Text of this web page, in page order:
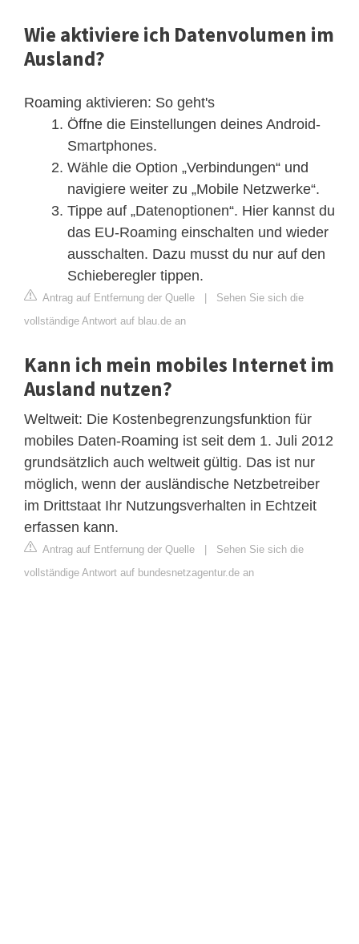
Wie aktiviere ich Datenvolumen im
Ausland?
Roaming aktivieren: So geht's
Öffne die Einstellungen deines Android-
Smartphones.
Wähle die Option „Verbindungen“ und
navigiere weiter zu „Mobile Netzwerke“.
Tippe auf „Datenoptionen“. Hier kannst du
das EU-Roaming einschalten und wieder
ausschalten. Dazu musst du nur auf den
Schieberegler tippen.
Antrag auf Entfernung der Quelle | Sehen Sie sich die
vollständige Antwort auf blau.de an
Kann ich mein mobiles Internet im
Ausland nutzen?
Weltweit: Die Kostenbegrenzungsfunktion für
mobiles Daten-Roaming ist seit dem 1. Juli 2012
grundsätzlich auch weltweit gültig. Das ist nur
möglich, wenn der ausländische Netzbetreiber
im Drittstaat Ihr Nutzungsverhalten in Echtzeit
erfassen kann.
Antrag auf Entfernung der Quelle | Sehen Sie sich die
vollständige Antwort auf bundesnetzagentur.de an